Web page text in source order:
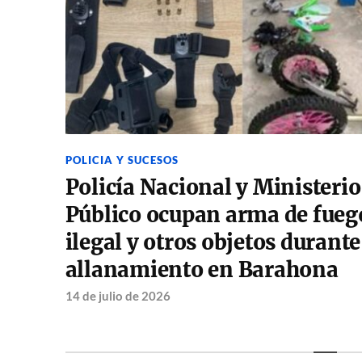
POLICIA Y SUCESOS
Policía Nacional y Ministerio
Público ocupan arma de
ilegal y otros objetos durante
allanamiento en Barahona
14 de julio de 2026